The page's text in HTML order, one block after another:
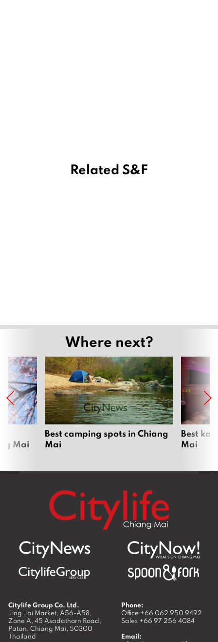
Related S&F
Where next?
Mai
Best camping spots in Chiang
Mai
Best
Mai
Citylife Group Co. Ltd.
Jing Jai Market, A56-A58,
Zone A, 45 Asadathorn Road,
Patan, Chiang Mai, 50300
Thailand
Phone:
Office +66 062 950 9492
Sales +66 97 256 4084
Email: